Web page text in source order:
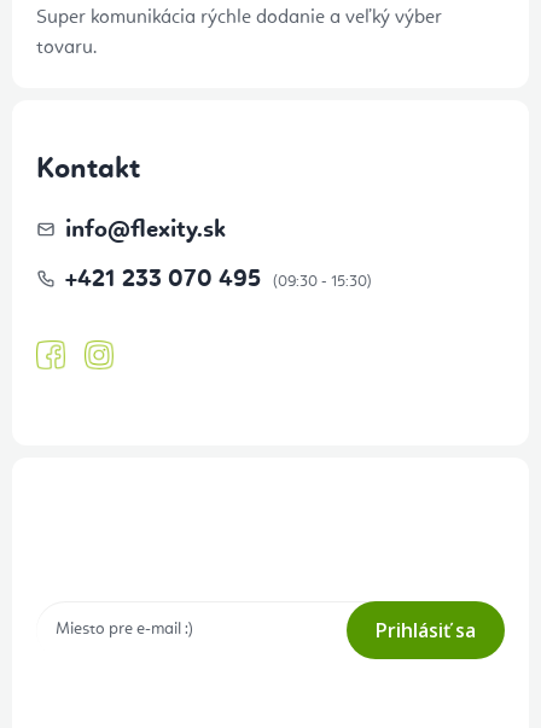
Super komunikácia rýchle dodanie a veľký výber
tovaru.
Kontakt
info@flexity.sk
+421 233 070 495
Prihlásiť sa